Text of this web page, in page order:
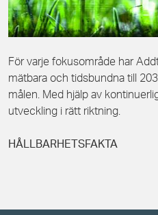
För varje fokusområde har
mätbara och tidsbundna till
målen. Med hjälp av
utveckling i rätt riktning.
HÅLLBARHETSFAKTA